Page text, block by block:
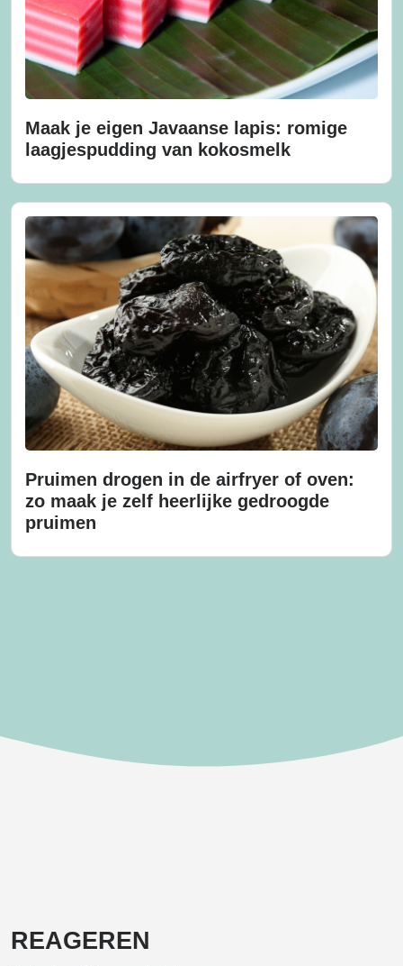
Maak je eigen Javaanse lapis: romige
laagjespudding van kokosmelk
Pruimen drogen in de airfryer of oven:
zo maak je zelf heerlijke gedroogde
pruimen
REAGEREN